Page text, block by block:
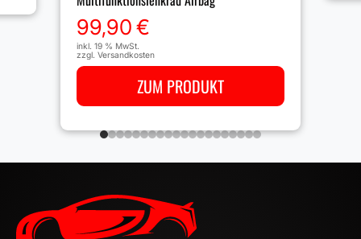
99,90€
inkl. 19 % MwSt.
zzgl. Versandkosten
ZUM PRODUKT